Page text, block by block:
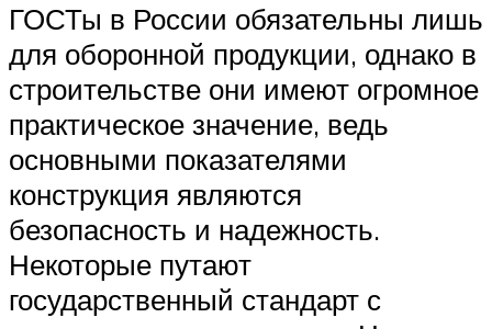
ГОСТы в России обязательны лишь
для оборонной продукции, однако в
строительстве они имеют огромное
практическое значение, ведь
основными показателями
конструкция являются
безопасность и надежность.
Некоторые путают
государственный стандарт с